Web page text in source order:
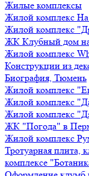
Жилые комплексы
Жилой комплекс На
Жилой комплекс
ЖК Клубный дом на
Жилой комплекс
Конструкции из
Биография, Тюмень
Жилой комплекс
Жилой комплекс
Жилой комплекс
ЖК "Погода" в
Жилой комплекс
Тротуарная плита,
комплексе